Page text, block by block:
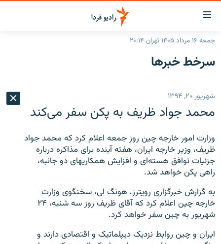
لینک‌های
قابلیت
دسترسی
بازگشت
اصلی
رفتن
صفحه
جستجو
ایران
برنامه‌های رادیویی
فرکانس‌ها
چندرسانه‌ای
گزارش‌های تصویری
گزارش‌های ویدئویی
زنان فردا
English
به ما بپیوندید
جمعه ۱۶ مرداد ۱۴۰۵ تهران ۲۰:۱۴
سرخط‌ خبرها
شهریور ۲۰, ۱۳۹۴
محمد جواد ظریف به پکن سفر می‌کند
وزارت امور خارجه چین روز جمعه اعلام کرد که محمد جواد
ظریف، وزیر خارجه ایران، هفته آینده برای مذاکره درباره
جزئیات توافق هسته‌ای و افزایش همکاریهای دو جانبه،
راهی پکن خواهد شد.
به گزارش خبرگزاری رویترز، هونگ لی، سخنگوی وزارت
خارجه چین اعلام کرد که آقای ظریف روز سه شنبه، ۲۴
شهریور به چین سفر خواهد کرد.
ایران و چین روابط نزدیک دیپلماتیک و اقتصادی دارند و